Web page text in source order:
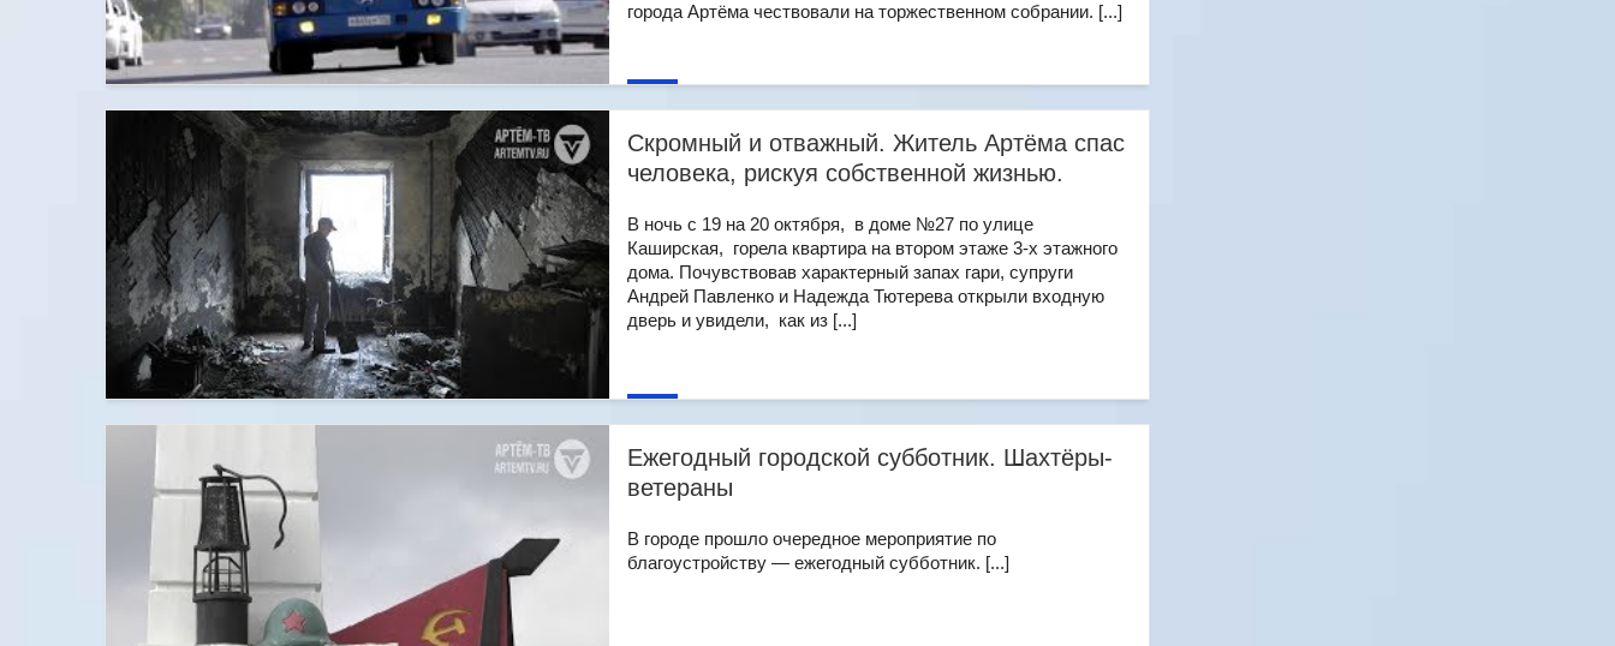
города Артёма чествовали на торжественном собрании. [...]
Скромный и отважный. Житель Артёма спас
человека, рискуя собственной жизнью.
В ночь с 19 на 20 октября, в доме №27 по улице
Каширская, горела квартира на втором этаже 3-х этажного
дома. Почувствовав характерный запах гари, супруги
Андрей Павленко и Надежда Тютерева открыли входную
дверь и увидели, как из [...]
Ежегодный городской субботник. Шахтёры-
ветераны
В городе прошло очередное мероприятие по
благоустройству — ежегодный субботник. [...]